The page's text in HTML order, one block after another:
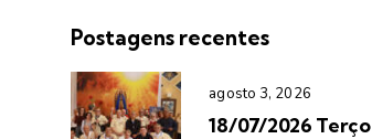
Postagens recentes
agosto 3, 2026
18/07/2026 Terço